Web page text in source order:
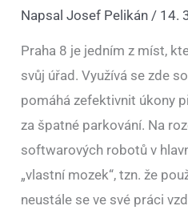
NapsalJosef Pelikán/ 14.
Praha 8 je jedním z míst,
svůj úřad. Využívá se zde
pomáhá zefektivnit úkony
za špatné parkování. Na
softwarových robotů v
„vlastní mozek“, tzn. že
neustále se ve své práci